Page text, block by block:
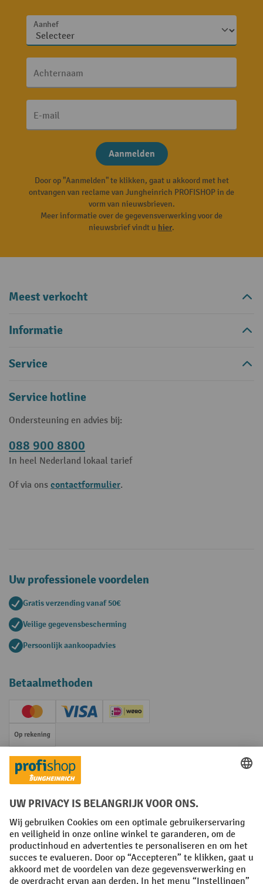
Aanhef
Achternaam
E-mail
Aanmelden
Door op "Aanmelden" te klikken, gaat u akkoord met het
ontvangen van reclame van Jungheinrich PROFISHOP in de
vorm van nieuwsbrieven.
Meer informatie over de gegevensverwerking voor de
nieuwsbrief vindt u hier.
Meest verkocht
Informatie
Service
Service hotline
Ondersteuning en advies bij:
088 900 8800
In heel Nederland lokaal tarief
Of via ons contactformulier.
Uw professionele voordelen
Gratis verzending vanaf 50€
Veilige gegevensbescherming
Persoonlijk aankoopadvies
Betaalmethoden
Creditcard (Master)Creditcard (Visa)iDEAL | Wero
Op rekening
Sociale netwerken
Facebook
YouTube
LinkedIn
Instagram
Algemene leveringsvoorwaarden Copyright